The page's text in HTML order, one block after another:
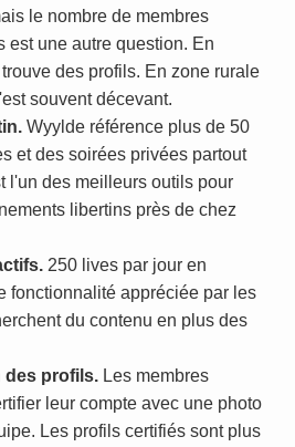
le nombre de membres
est une autre question. En
des profils. En zone rurale
souvent décevant.
Wyylde référence plus de 50
et des soirées privées partout
l'un des meilleurs outils pour
libertins près de chez
250 lives par jour en
fonctionnalité appréciée par les
du contenu en plus des
des profils. Les membres
leur compte avec une photo
Les profils certifiés sont plus